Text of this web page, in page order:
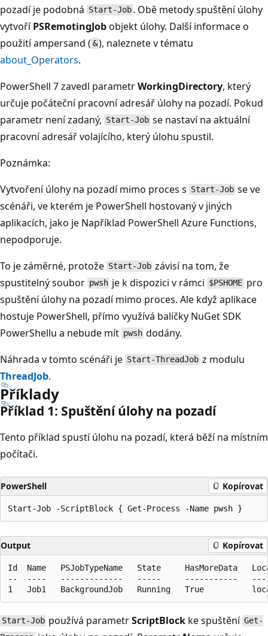
pozadí je podobná Start-Job . Obě metody spuštění úlohy
vytvoříPSRemotingJobobjekt úlohy. Další informace o
použití ampersand ( &), naleznete v tématu
about_Operators.
PowerShell 7 zavedl parametrWorkingDirectory, který
určuje počáteční pracovní adresář úlohy na pozadí. Pokud
parametr není zadaný, Start-Job se nastaví na aktuální
pracovní adresář volajícího, který úlohu spustil.
Poznámka:
Vytvoření úlohy na pozadí mimo proces s Start-Job se ve
scénáři, ve kterém je PowerShell hostovaný v jiných
aplikacích, jako je Například PowerShell Azure Functions,
nepodporuje.
To je záměrné, protože Start-Job závisí na tom, že
spustitelný soubor pwsh je k dispozici v rámci $PSHOME pro
spuštění úlohy na pozadí mimo proces. Ale když aplikace
hostuje PowerShell, přímo využívá balíčky NuGet SDK
PowerShellu a nebude mít pwsh dodány.
Náhrada v tomto scénáři je Start-ThreadJob z modulu
ThreadJob.
Příklady
Příklad 1: Spuštění úlohy na pozadí
Tento příklad spustí úlohu na pozadí, která běží na místním
počítači.
PowerShell Kopírovat
Output Kopírovat
Id  Name   PSJobTypeName   State     HasMoreData
--  ----   -------------   -----     -----------
Start-Job používá parametrScriptBlock ke spuštění Get-